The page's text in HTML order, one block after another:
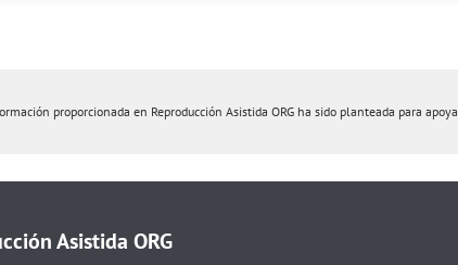
proporcionada en Reproducción Asistida ORG ha sido planteada para
Asistida ORG